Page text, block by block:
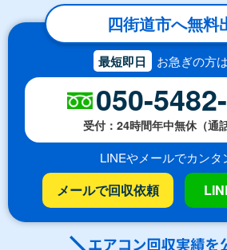
四街道市へ無料
最短即日 お急ぎの方
050-
受付：24時間年中無休（通
LINEやメールでカンタ
メールで回収依頼